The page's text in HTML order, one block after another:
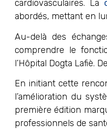
cardiovasculaires. La
abordés, mettant en
Au-delà des
comprendre le
l’Hôpital Dogta Lafiè.
En initiant cette
l’amélioration du
première édition
professionnels de